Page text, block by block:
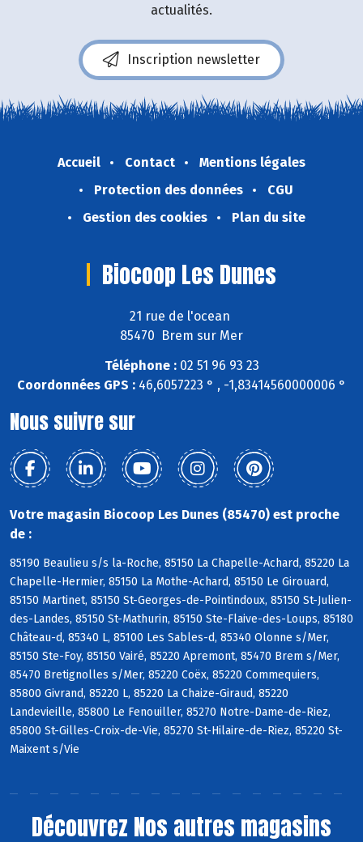
actualités.
Inscription newsletter
Accueil Contact
Mentions légales
Protection des données
CGU
Gestion des cookies
Plan du site
Biocoop Les Dunes
21 rue de l'ocean
85470 Brem sur Mer
Téléphone :02 51 96 93 23
Coordonnées GPS : 46,6057223 ° , -1,83414560000006 °
Nous suivre sur
Votre magasin Biocoop Les Dunes (85470) est proche
de :
85190 Beaulieu s/s la-Roche, 85150 La Chapelle-Achard, 85220 La
Chapelle-Hermier, 85150 La Mothe-Achard, 85150 Le Girouard,
85150 Martinet, 85150 St-Georges-de-Pointindoux, 85150 St-Julien-
des-Landes, 85150 St-Mathurin, 85150 Ste-Flaive-des-Loups, 85180
Château-d, 85340 L, 85100 Les Sables-d, 85340 Olonne s/Mer,
85150 Ste-Foy, 85150 Vairé, 85220 Apremont, 85470 Brem s/Mer,
85470 Bretignolles s/Mer, 85220 Coëx, 85220 Commequiers,
85800 Givrand, 85220 L, 85220 La Chaize-Giraud, 85220
Landevieille, 85800 Le Fenouiller, 85270 Notre-Dame-de-Riez,
85800 St-Gilles-Croix-de-Vie, 85270 St-Hilaire-de-Riez, 85220 St-
Maixent s/Vie
Découvrez Nos autres magasins